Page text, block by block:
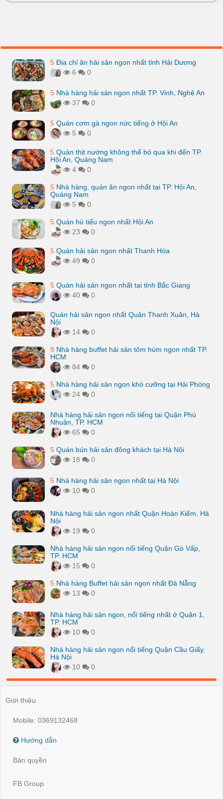
5 Địa chỉ ăn hải sản ngon nhất tỉnh Hải Dương
6
0
5 Nhà hàng hải sản ngon nhất TP. Vinh, Nghệ An
37
0
5 Quán cơm gà ngon nức tiếng ở Hội An
5
0
5 Quán thịt nướng không thể bỏ qua khi đến TP.
Hội An, Quảng Nam
4
0
5 Nhà hàng, quán ăn ngon nhất tại TP. Hội An,
Quảng Nam
5
0
5 Quán hủ tiếu ngon nhất Hội An
23
0
5 Quán hải sản ngon nhất Thanh Hóa
49
0
5 Quán hải sản ngon nhất tại tỉnh Bắc Giang
40
0
Quán hải sản ngon nhất Quận Thanh Xuân, Hà
Nội
14
0
9 Nhà hàng buffet hải sản tôm hùm ngon nhất TP.
HCM
84
0
5 Nhà hàng hải sản ngon khó cưỡng tại Hải Phòng
24
0
Nhà hàng hải sản ngon nổi tiếng tại Quận Phú
Nhuận, TP. HCM
65
0
5 Quán bún hải sản đông khách tại Hà Nội
18
0
5 Nhà hàng hải sản ngon nhất tại Hà Nội
10
0
Nhà hàng hải sản ngon nhất Quận Hoàn Kiếm, Hà
Nội
19
0
Nhà hàng hải sản ngon nổi tiếng Quận Gò Vấp,
TP. HCM
15
0
5 Nhà hàng Buffet hải sản ngon nhất Đà Nẵng
13
0
Nhà hàng hải sản ngon, nổi tiếng nhất ở Quận 1,
TP. HCM
10
0
Nhà hàng hải sản ngon nổi tiếng Quận Cầu Giấy,
Hà Nội
10
0
Giới thiệu
Mobile: 0369132468
Hướng dẫn
Bản quyền
FB Group